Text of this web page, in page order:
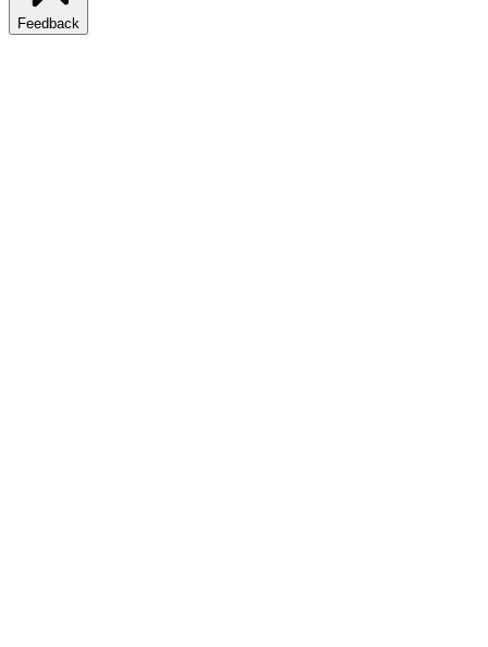
Feedback